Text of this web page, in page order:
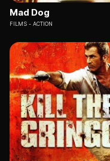
Mad Dog
FILMS ACTION